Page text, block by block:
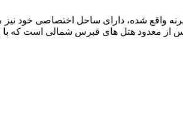
واقع شده، دارای ساحل اختصاصی خود
از معدود هتل های قبرس شمالی است که